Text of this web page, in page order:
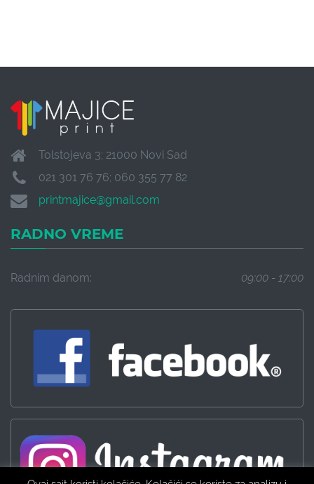
Tolstojeva 3; 21000 Novi Sad
021 301 76 76; 060 355 77 82
printmajice@gmail.com
RADNO VREME
Radnim danom: 09:00 - 17:00